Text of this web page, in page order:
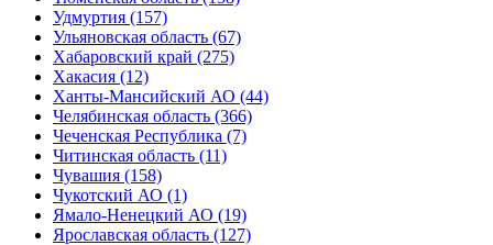
Удмуртия (157)
Ульяновская область (67)
Хабаровский край (275)
Хакасия (12)
Ханты-Мансийский АО (44)
Челябинская область (366)
Чеченская Республика (7)
Читинская область (11)
Чувашия (158)
Чукотский АО (1)
Ямало-Ненецкий АО (19)
Ярославская область (127)